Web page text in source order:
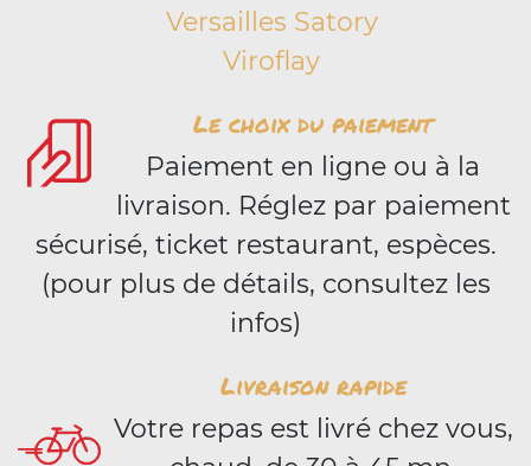
Versailles Satory
Viroflay
Le choix du paiement
Paiement en ligne ou à la
livraison. Réglez par paiement
sécurisé, ticket restaurant, espèces.
(pour plus de détails, consultez les
infos)
Livraison rapide
Votre repas est livré chez vous,